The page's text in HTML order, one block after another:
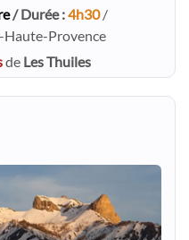
/ Durée :4h30/
Haute-Provence
de Les Thuiles